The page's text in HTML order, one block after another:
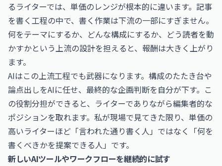
るライターでは、単価のレンジが根本的に違います。記事
を書く工程の中で、書く作業は下流の一部にすぎません。
何をテーマにするか、どんな構成にするか、どう読者を動
かすかという上流の設計を担えると、報酬は大きく上がり
ます。
AIはこの上流工程でも武器になります。構成のたたき台や
論点出しをAIに任せ、最終的な企画判断を自分が下す。こ
の役割分担ができると、ライターでありながら編集者的な
ポジションを取れます。私が現場で見てきた限り、単価の
高いライターほど「言われた通り書く人」ではなく「何を
書くべきかを提案できる人」です。
新しいAIツールやワークフローを継続的に試す